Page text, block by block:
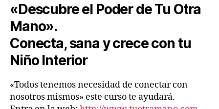
«Descubre el Poder de Tu Otra
Mano».
Conecta, sana y crece con tu
Niño Interior
«Todos tenemos necesidad de conectar con
nosotros mismos» este curso te ayudará.